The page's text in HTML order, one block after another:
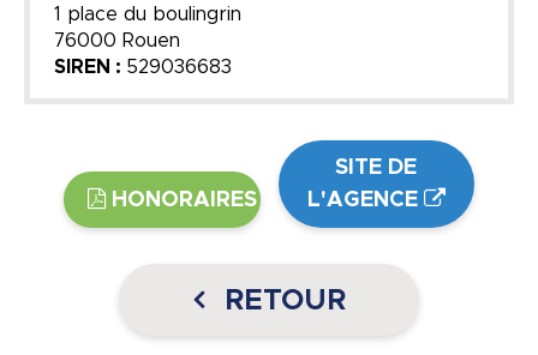
1 place du boulingrin
76000 Rouen
SIREN : 529036683
HONORAIRES
SITE DE
L'AGENCE
RETOUR